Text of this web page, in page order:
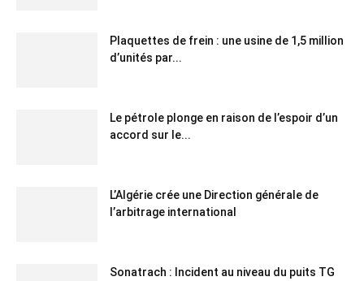
Plaquettes de frein : une usine de 1,5 million
d’unités par...
Le pétrole plonge en raison de l’espoir d’un
accord sur le...
L’Algérie crée une Direction générale de
l’arbitrage international
Sonatrach : Incident au niveau du puits TG